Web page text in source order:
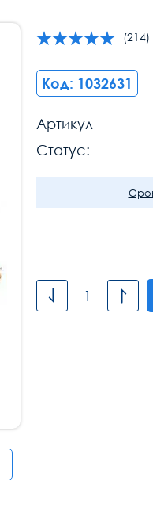
(214)
Код: 1032631
Артикул
Статус: